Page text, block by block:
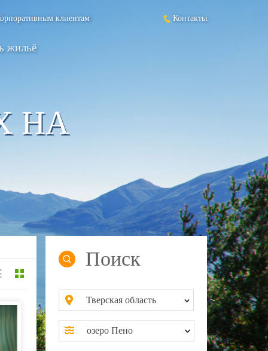
Контакты
клиентам
жильё
НА
Поиск
Тверская область
озеро Пено